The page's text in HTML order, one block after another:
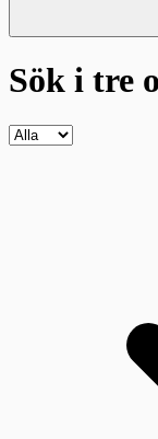
Sök i tre